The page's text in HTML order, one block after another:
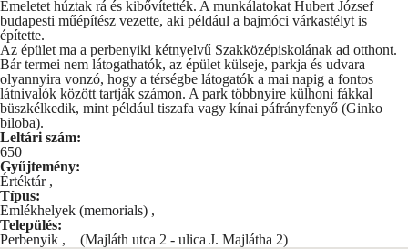
Emeletet húztak rá és kibővítették. A munkálatokat Hubert József
budapesti műépítész vezette, aki például a bajmóci várkastélyt is
építette.
Az épület ma a perbenyiki kétnyelvű Szakközépiskolának ad otthont.
Bár termei nem látogathatók, az épület külseje, parkja és udvara
olyannyira vonzó, hogy a térségbe látogatók a mai napig a fontos
látnivalók között tartják számon. A park többnyire külhoni fákkal
büszkélkedik, mint például tiszafa vagy kínai páfrányfenyő (Ginko
biloba).
Leltári szám:
650
Gyűjtemény:
Értéktár ,
Típus:
Emlékhelyek (memorials) ,
Település:
Perbenyik , (Majláth utca 2 - ulica J. Majlátha 2)